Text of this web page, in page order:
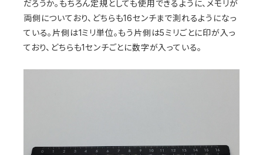
だろうか。もちろん定規としても使用できるように、メモリが
両側についており、どちらも16センチまで測れるようになっ
ている。片側は1ミリ単位。もう片側は5ミリごとに印が入っ
ており、どちらも1センチごとに数字が入っている。